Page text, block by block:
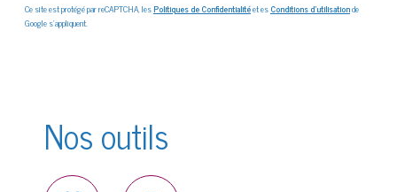
Ce site est protégé par reCAPTCHA, lesPolitiques de Confidentialitéet esConditions d'utilisationde
Google s'appliquent.
Nos outils